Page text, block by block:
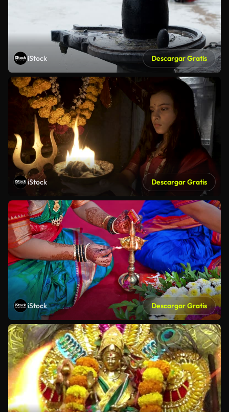
iStock Descargar Gratis
iStock Descargar Gratis
iStock Descargar Gratis